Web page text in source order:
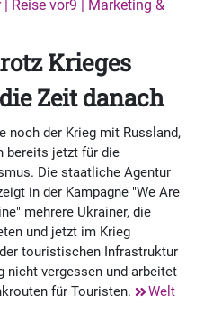
Reise vor9 | Marketing &
Krieges
Zeit danach
noch der Krieg mit Russland,
bereits jetzt für die
Die staatliche Agentur
in der Kampagne "We Are
mehrere Ukrainer, die
und jetzt im Krieg
touristischen Infrastruktur
nicht vergessen und arbeitet
für Touristen.
Welt